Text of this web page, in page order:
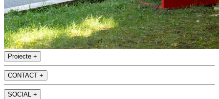
Proiecte +
CONTACT +
SOCIAL +